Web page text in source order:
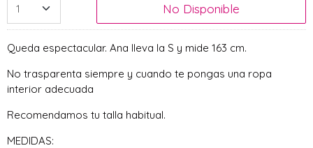
No Disponible
Queda espectacular. Ana lleva la S y mide 163 cm.
No trasparenta siempre y cuando te pongas una ropa
interior adecuada
Recomendamos tu talla habitual.
MEDIDAS: